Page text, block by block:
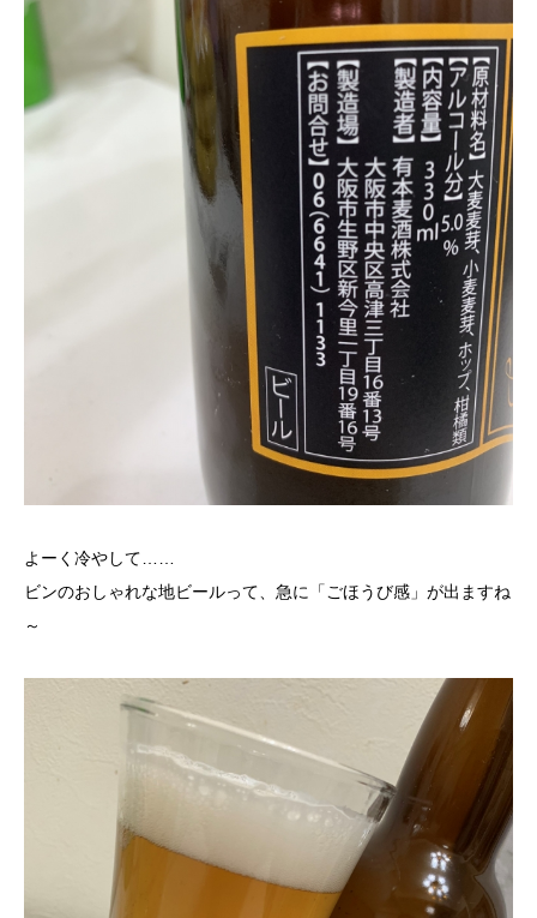
よーく冷やして……
ビンのおしゃれな地ビールって、急に「ごほうび感」が出ますね
～